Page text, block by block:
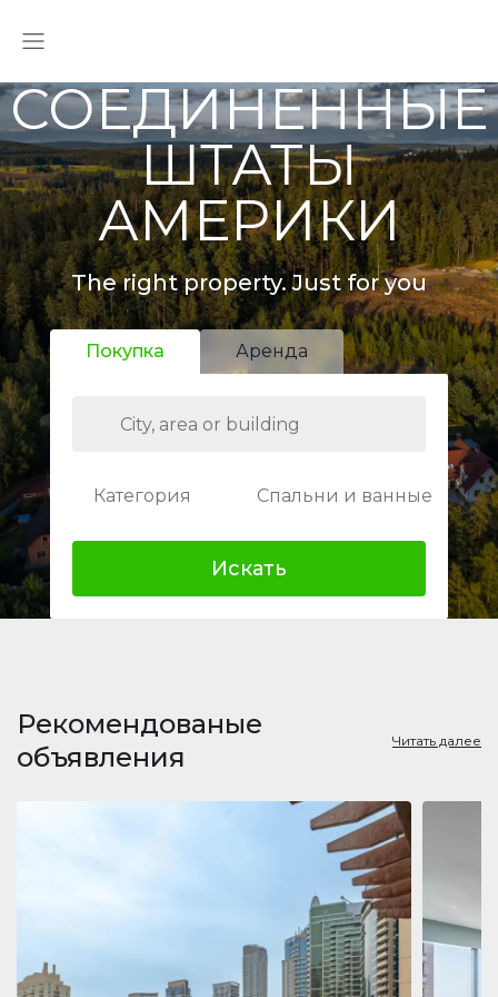
СОЕДИНЕННЫЕ
ШТАТЫ
АМЕРИКИ
The right property. Just for you
Покупка Аренда
Категория Спальни и ванные
Искать
Рекомендованые
объявления
Читать далее